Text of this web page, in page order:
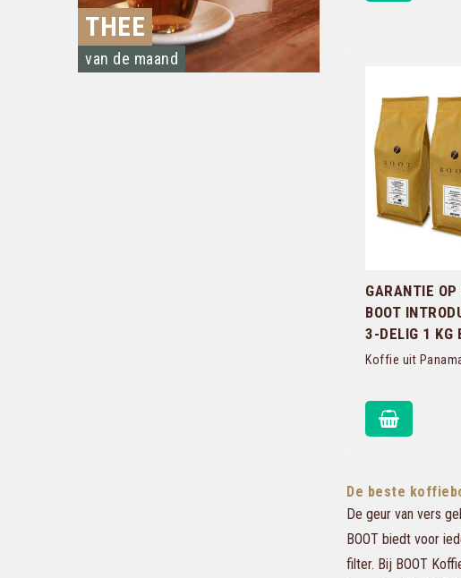
GARANTIE OP
BOOT
3-DELIG 1 KG
Koffie uit
De beste
De geur van vers
BOOT biedt voor
filter. Bij BOOT
THEE
van de maand